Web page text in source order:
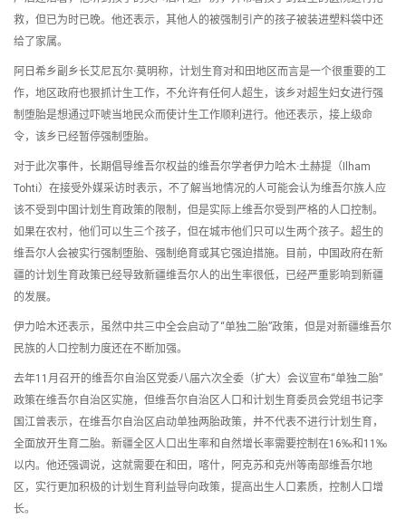
救，但已为时已晚。他还表示，其他人的被强制引产的孩子被装进塑料袋中还
给了家属。
阿日希乡副乡长艾尼瓦尔·莫明称，计划生育对和田地区而言是一个很重要的工
作，地区政府也狠抓计生工作，不允许有任何人超生，该乡对超生妇女进行强
制堕胎是想通过吓唬当地民众而使计生工作顺利进行。他还表示，接上级命
令，该乡已经暂停强制堕胎。
对于此次事件，长期倡导维吾尔权益的维吾尔学者伊力哈木·土赫提（Ilham
Tohti）在接受外媒采访时表示，不了解当地情况的人可能会认为维吾尔族人应
该不受到中国计划生育政策的限制，但是实际上维吾尔受到严格的人口控制。
如果在农村，他们可以生三个孩子，但在城市他们只可以生两个孩子。超生的
维吾尔人会被实行强制堕胎、强制绝育或其它强迫措施。目前，中国政府在新
疆的计划生育政策已经导致新疆维吾尔人的出生率很低，已经严重影响到新疆
的发展。
伊力哈木还表示，虽然中共三中全会启动了“单独二胎”政策，但是对新疆维吾尔
民族的人口控制力度还在不断加强。
去年11月召开的维吾尔自治区党委八届六次全委（扩大）会议宣布“单独二胎”
政策在维吾尔自治区实施，但维吾尔自治区人口和计划生育委员会党组书记李
国江曾表示，在维吾尔自治区启动单独两胎政策，并不代表不进行计划生育，
全面放开生育二胎。新疆全区人口出生率和自然增长率需要控制在16‰和11‰
以内。他还强调说，这就需要在和田，喀什，阿克苏和克州等南部维吾尔地
区，实行更加积极的计划生育利益导向政策，提高出生人口素质，控制人口增
长。